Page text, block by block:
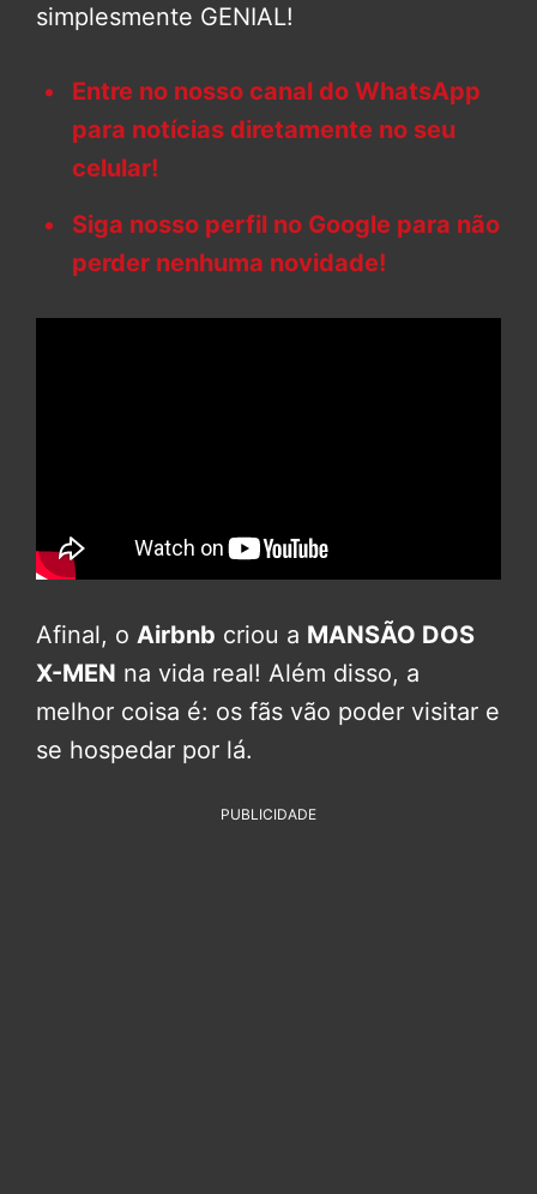
simplesmente GENIAL!
Entre no nosso canal do WhatsApp
para notícias diretamente no seu
celular!
Siga nosso perfil no Google para não
perder nenhuma novidade!
Afinal, o Airbnb criou a MANSÃO DOS
X-MEN na vida real! Além disso, a
melhor coisa é: os fãs vão poder visitar e
se hospedar por lá.
PUBLICIDADE